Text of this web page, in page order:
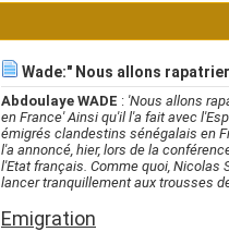
Wade:" Nous allons
Abdoulaye WADE : 'Nous allons
en France'Ainsi qu'il l'a fait avec
émigrés clandestins sénégalais en
l'a annoncé, hier, lors de la
l'Etat français. Comme quoi, Nicolas
lancer tranquillement aux trousses
Emigration